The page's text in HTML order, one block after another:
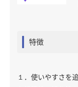
特徴
１．使いやすさを